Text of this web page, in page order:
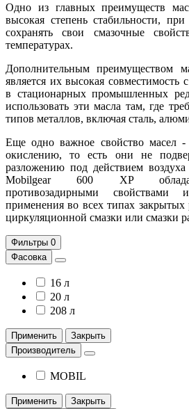
Одно из главных преимуществ
высокая степень стабильности,
сохранять свои смазочные
температурах.
Дополнительным преимуществом
является их высокая совместимость
в стационарных промышленных
использовать эти масла там, где
типов металлов, включая сталь,
Еще одно важное свойство масел -
окислению, то есть они не
разложению под действием
Mobilgear 600 XP
противозадирными свойствами
применения во всех типах закрытых
циркуляционной смазки или смазки
Фильтры 0
Фасовка
16 л
20 л
208 л
Применить
Закрыть
Производитель
MOBIL
Применить
Закрыть